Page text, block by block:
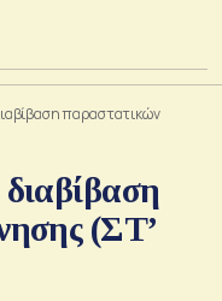
παραστατικών
(ΣΤ’